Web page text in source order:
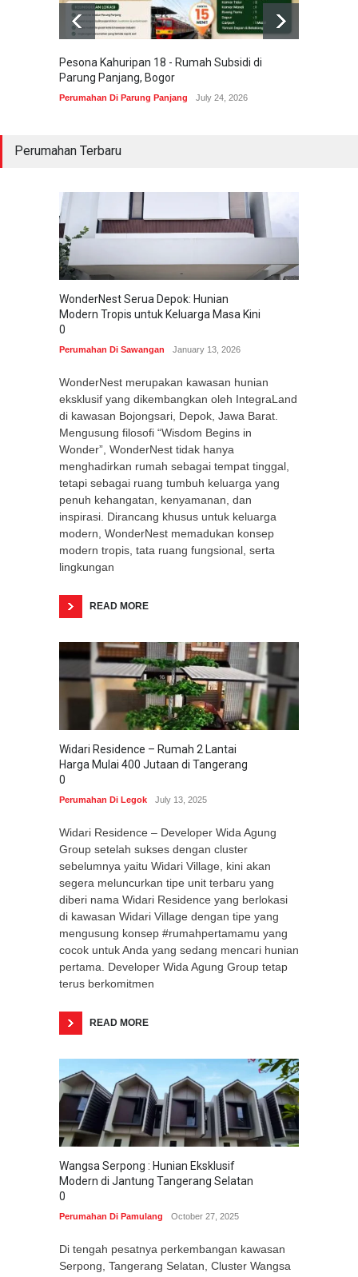
Pesona Kahuripan 18 - Rumah Subsidi di
Parung Panjang, Bogor
Perumahan Di Parung Panjang July 24, 2026
Perumahan Terbaru
WonderNest Serua Depok: Hunian
Modern Tropis untuk Keluarga Masa Kini
0
Perumahan Di Sawangan January 13, 2026
WonderNest merupakan kawasan hunian
eksklusif yang dikembangkan oleh IntegraLand
di kawasan Bojongsari, Depok, Jawa Barat.
Mengusung filosofi “Wisdom Begins in
Wonder”, WonderNest tidak hanya
menghadirkan rumah sebagai tempat tinggal,
tetapi sebagai ruang tumbuh keluarga yang
penuh kehangatan, kenyamanan, dan
inspirasi. Dirancang khusus untuk keluarga
modern, WonderNest memadukan konsep
modern tropis, tata ruang fungsional, serta
lingkungan
READ MORE
Widari Residence – Rumah 2 Lantai
Harga Mulai 400 Jutaan di Tangerang
0
Perumahan Di Legok July 13, 2025
Widari Residence – Developer Wida Agung
Group setelah sukses dengan cluster
sebelumnya yaitu Widari Village, kini akan
segera meluncurkan tipe unit terbaru yang
diberi nama Widari Residence yang berlokasi
di kawasan Widari Village dengan tipe yang
mengusung konsep #rumahpertamamu yang
cocok untuk Anda yang sedang mencari hunian
pertama. Developer Wida Agung Group tetap
terus berkomitmen
READ MORE
Wangsa Serpong : Hunian Eksklusif
Modern di Jantung Tangerang Selatan
0
Perumahan Di Pamulang October 27, 2025
Di tengah pesatnya perkembangan kawasan
Serpong, Tangerang Selatan, Cluster Wangsa